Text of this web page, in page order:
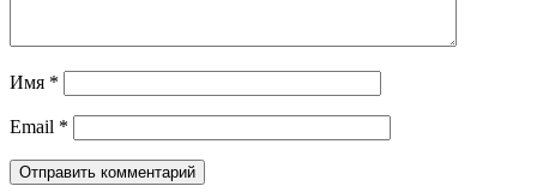
Имя *
Email *